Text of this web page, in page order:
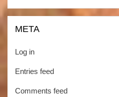
META
Log in
Entries feed
Comments feed